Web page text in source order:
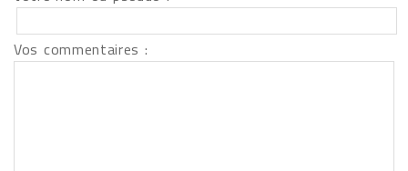
Vos commentaires :